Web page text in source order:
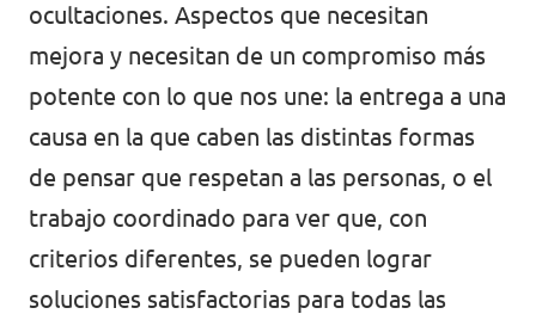
ocultaciones. Aspectos que necesitan
mejora y necesitan de un compromiso más
potente con lo que nos une: la entrega a una
causa en la que caben las distintas formas
de pensar que respetan a las personas, o el
trabajo coordinado para ver que, con
criterios diferentes, se pueden lograr
soluciones satisfactorias para todas las